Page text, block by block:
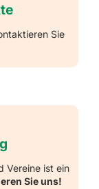
Sie
Vereine ist ein
Sie uns!